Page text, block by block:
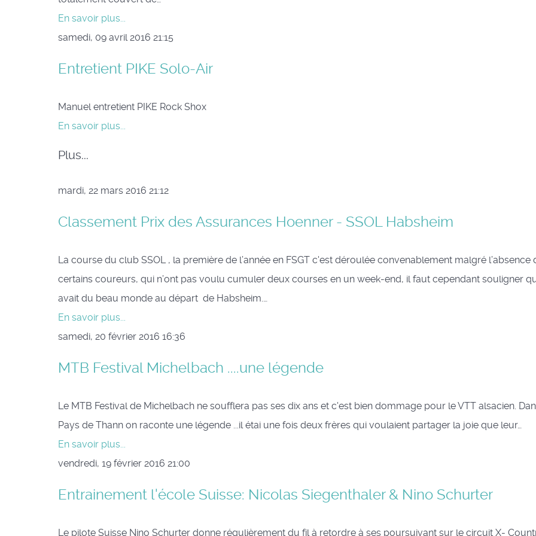
En savoir plus...
samedi, 09 avril 2016 21:15
Entretient PIKE Solo-Air
Manuel entretient PIKE Rock Shox
En savoir plus...
Plus...
mardi, 22 mars 2016 21:12
Classement Prix des Assurances Hoenner - SSOL Habsheim
La course du club SSOL , la première de l’année en FSGT c'est déroulée convenablement malgré l’absence
certains coureurs, qui n’ont pas voulu cumuler deux courses en un week-end, il faut cependant souligner
avait du beau monde au départ de Habsheim.…
En savoir plus...
samedi, 20 février 2016 16:36
MTB Festival Michelbach ....une légende
Le MTB Festival de Michelbach ne soufflera pas ses dix ans et c'est bien dommage pour le VTT alsacien.
Pays de Thann on raconte une légende ...il étai une fois deux frères qui voulaient partager la joie que leur…
En savoir plus...
vendredi, 19 février 2016 21:00
Entrainement l'école Suisse: Nicolas Siegenthaler & Nino Schurter
Le pilote Suisse Nino Schurter donne régulièrement du fil à retordre à ses poursuivant sur le circuit X-